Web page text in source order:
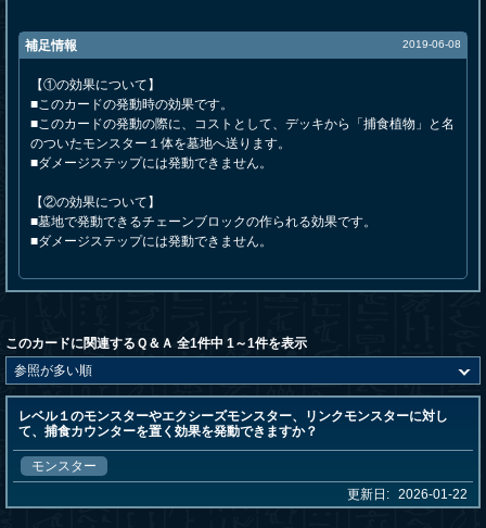
補足情報 2019-06-08
【①の効果について】
■このカードの発動時の効果です。
■このカードの発動の際に、コストとして、デッキから「捕食植物」と名
のついたモンスター１体を墓地へ送ります。
■ダメージステップには発動できません。
【②の効果について】
■墓地で発動できるチェーンブロックの作られる効果です。
■ダメージステップには発動できません。
このカードに関連するＱ＆Ａ 全1件中 1～1件を表示
レベル１のモンスターやエクシーズモンスター、リンクモンスターに対し
て、捕食カウンターを置く効果を発動できますか？
モンスター
更新日: 2026-01-22